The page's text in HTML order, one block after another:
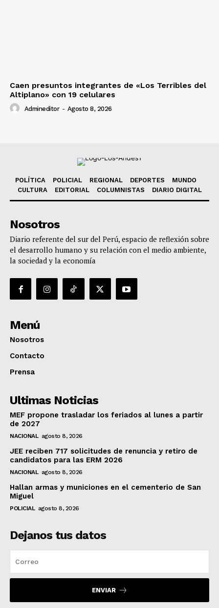
Caen presuntos integrantes de «Los Terribles del
Altiplano» con 19 celulares
Admineditor - Agosto 8, 2026
POLÍTICA POLICIAL REGIONAL DEPORTES
MUNDO
CULTURA
EDITORIAL COLUMNISTAS DIARIO DIGITAL
Nosotros
Diario referente del sur del Perú, espacio de reflexión sobre
el desarrollo humano y su relación con el medio ambiente,
la sociedad y la economía
Menú
Nosotros
Contacto
Prensa
Ultimas Noticias
MEF propone trasladar los feriados al lunes a partir
de 2027
NACIONAL agosto 8, 2026
JEE reciben 717 solicitudes de renuncia y retiro de
candidatos para las ERM 2026
NACIONAL agosto 8, 2026
Hallan armas y municiones en el cementerio de San
Miguel
POLICIAL agosto 8, 2026
Dejanos tus datos
ENVIAR